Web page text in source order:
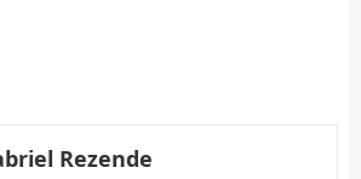
Rezende